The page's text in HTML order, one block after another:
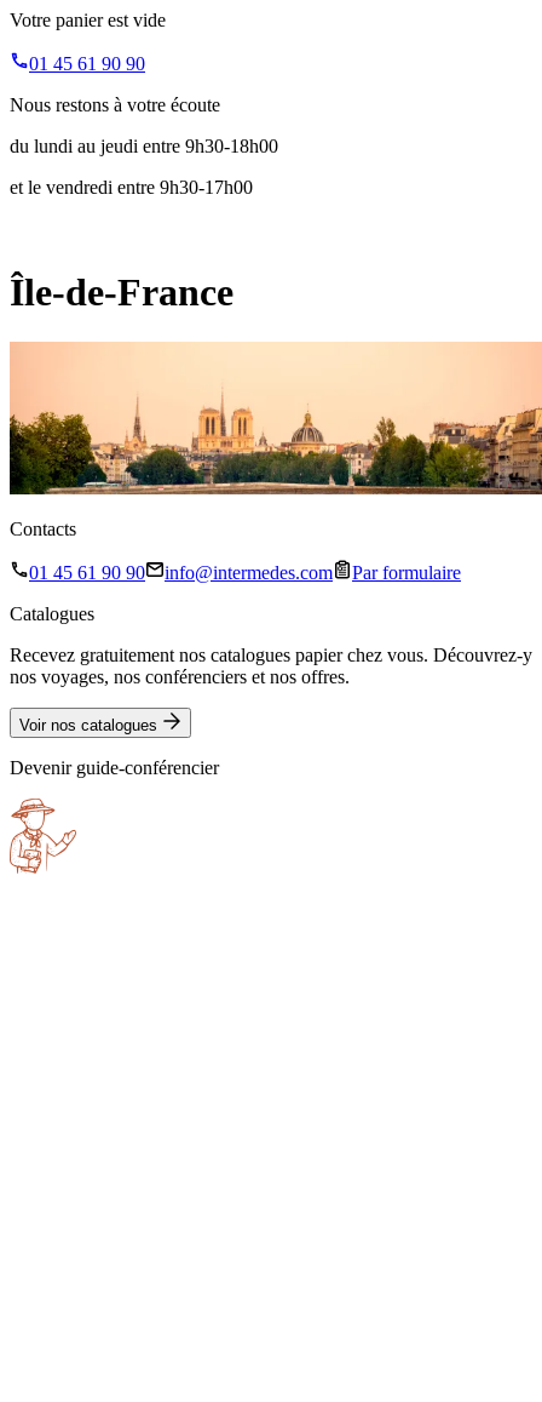
Votre panier est vide
01 45 61 90 90
Nous restons à votre écoute
du lundi au jeudi entre 9h30-18h00
et le vendredi entre 9h30-17h00
Île-de-France
Contacts
01 45 61 90 90 info@intermedes.com
Par formulaire
Catalogues
Recevez gratuitement nos catalogues papier chez vous. Découvrez-y
nos voyages, nos conférenciers et nos offres.
Voir nos catalogues
Devenir guide-conférencier